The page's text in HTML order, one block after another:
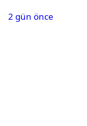
2 gün önce